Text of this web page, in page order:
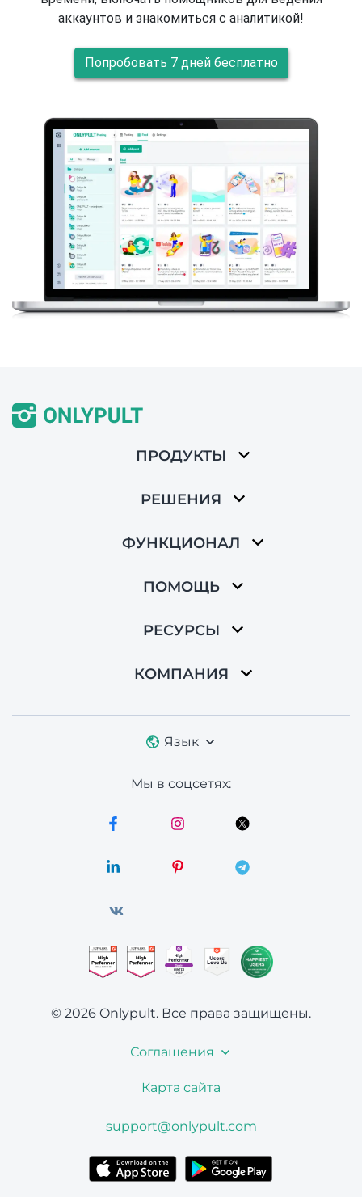
аккаунтов и знакомиться с аналитикой!
Попробовать 7 дней бесплатно
ПРОДУКТЫ
РЕШЕНИЯ
ФУНКЦИОНАЛ
ПОМОЩЬ
РЕСУРСЫ
КОМПАНИЯ
Язык
Мы в соцсетях:
© 2026 Onlypult. Все права защищены.
Соглашения
Карта сайта
support@onlypult.com